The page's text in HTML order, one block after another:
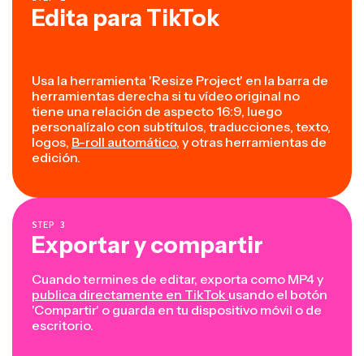
Edita para TikTok
Usa la herramienta 'Resize Project' en la barra de
herramientas derecha si tu vídeo original no
tiene una relación de aspecto 16:9, luego
personalízalo con subtítulos, traducciones, texto,
logos, B-roll automático, y otras herramientas de
edición.
STEP 3
Exportar y compartir
Cuando termines de editar, exporta como MP4 y
publica directamente en TikTok usando el botón
'Compartir' o guarda en tu dispositivo móvil o de
escritorio.